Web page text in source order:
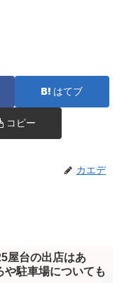
はてブ
コピー
カエデ
屋台の出店はあ
や駐車場についても